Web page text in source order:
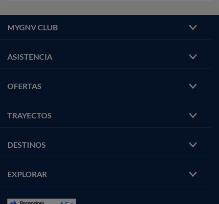
MYGNV CLUB
ASISTENCIA
OFERTAS
TRAYECTOS
DESTINOS
EXPLORAR